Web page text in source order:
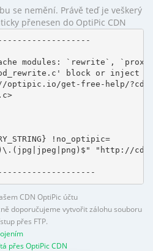
se nemění. Právě teď je veškerý
přenesen do OptiPic CDN
modules: `rewrite`,
block or inject
optipic.io/get-free-help/
!no_optipic=
"http://
CDN OptiPic účtu
doporučujeme vytvořit zálohu souboru
přes FTP.
přes OptiPic CDN